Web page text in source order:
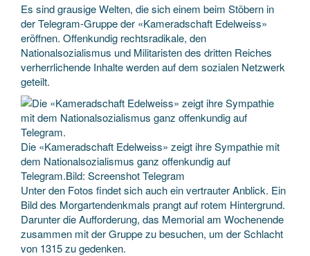
Es sind grausige Welten, die sich einem beim Stöbern in
der Telegram-Gruppe der «Kameradschaft Edelweiss»
eröffnen. Offenkundig rechtsradikale, den
Nationalsozialismus und Militaristen des dritten Reiches
verherrlichende Inhalte werden auf dem sozialen Netzwerk
geteilt.
Die «Kameradschaft Edelweiss» zeigt ihre Sympathie mit
dem Nationalsozialismus ganz offenkundig auf
Telegram.Bild: Screenshot Telegram
Unter den Fotos findet sich auch ein vertrauter Anblick. Ein
Bild des Morgartendenkmals prangt auf rotem Hintergrund.
Darunter die Aufforderung, das Memorial am Wochenende
zusammen mit der Gruppe zu besuchen, um der Schlacht
von 1315 zu gedenken.